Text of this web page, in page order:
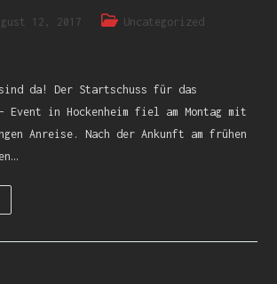
12, 2017
Uncategorized
da! Der Startschuss für das
- Event in Hockenheim fiel am Montag mit
Anreise. Nach der Ankunft am frühen